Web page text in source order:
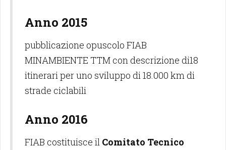
Anno 2015
pubblicazione opuscolo FIAB
MINAMBIENTE TTM con descrizione di18
itinerari per uno sviluppo di 18.000 km di
strade ciclabili
Anno 2016
FIAB costituisce il Comitato Tecnico